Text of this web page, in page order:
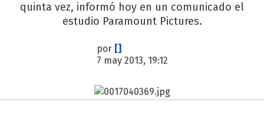
quinta vez, informó hoy en un comunicado el
estudio Paramount Pictures.
por []
7 may 2013, 19:12